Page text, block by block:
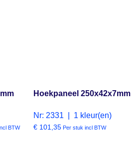
BTW
Hoekpaneel 250x42x7mm
Nr: 2331 | 1 kleur(en)
€ 101,35 Per stuk incl BTW